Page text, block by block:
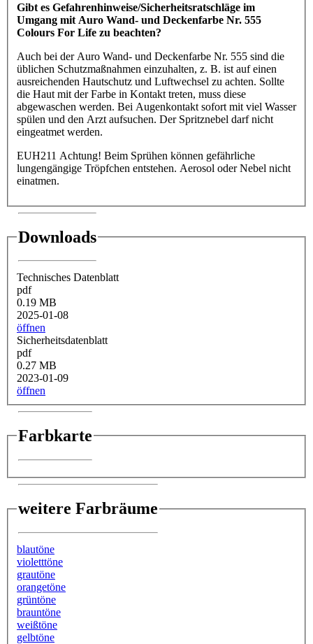
Gibt es Gefahrenhinweise/Sicherheitsratschläge im
Umgang mit Auro Wand- und Deckenfarbe Nr. 555
Colours For Life zu beachten?
Auch bei der Auro Wand- und Deckenfarbe Nr. 555 sind die
üblichen Schutzmaßnahmen einzuhalten, z. B. ist auf einen
ausreichenden Hautschutz und Luftwechsel zu achten. Sollte
die Haut mit der Farbe in Kontakt treten, muss diese
abgewaschen werden. Bei Augenkontakt sofort mit viel Wasser
spülen und den Arzt aufsuchen. Der Spritznebel darf nicht
eingeatmet werden.
EUH211 Achtung! Beim Sprühen können gefährliche
lungengängige Tröpfchen entstehen. Aerosol oder Nebel nicht
einatmen.
Downloads
Technisches Datenblatt
pdf
0.19 MB
2025-01-08
öffnen
Sicherheitsdatenblatt
pdf
0.27 MB
2023-01-09
öffnen
Farbkarte
weitere Farbräume
blautöne
violetttöne
grautöne
orangetöne
grüntöne
brauntöne
weißtöne
gelbtöne